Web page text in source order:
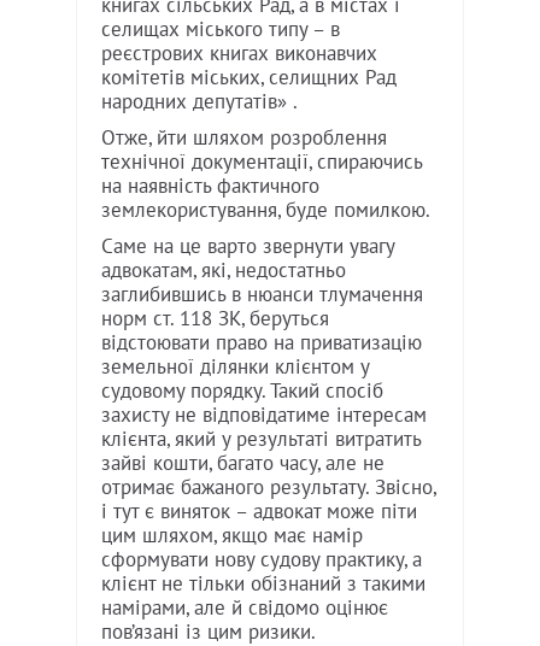
книгах сільських Рад, а в містах і
селищах міського типу – в
реєстрових книгах виконавчих
комітетів міських, селищних Рад
народних депутатів» .
Отже, йти шляхом розроблення
технічної документації, спираючись
на наявність фактичного
землекористування, буде помилкою.
Саме на це варто звернути увагу
адвокатам, які, недостатньо
заглибившись в нюанси тлумачення
норм ст. 118 ЗК, беруться
відстоювати право на приватизацію
земельної ділянки клієнтом у
судовому порядку. Такий спосіб
захисту не відповідатиме інтересам
клієнта, який у результаті витратить
зайві кошти, багато часу, але не
отримає бажаного результату. Звісно,
і тут є виняток – адвокат може піти
цим шляхом, якщо має намір
сформувати нову судову практику, а
клієнт не тільки обізнаний з такими
намірами, але й свідомо оцінює
пов’язані із цим ризики.